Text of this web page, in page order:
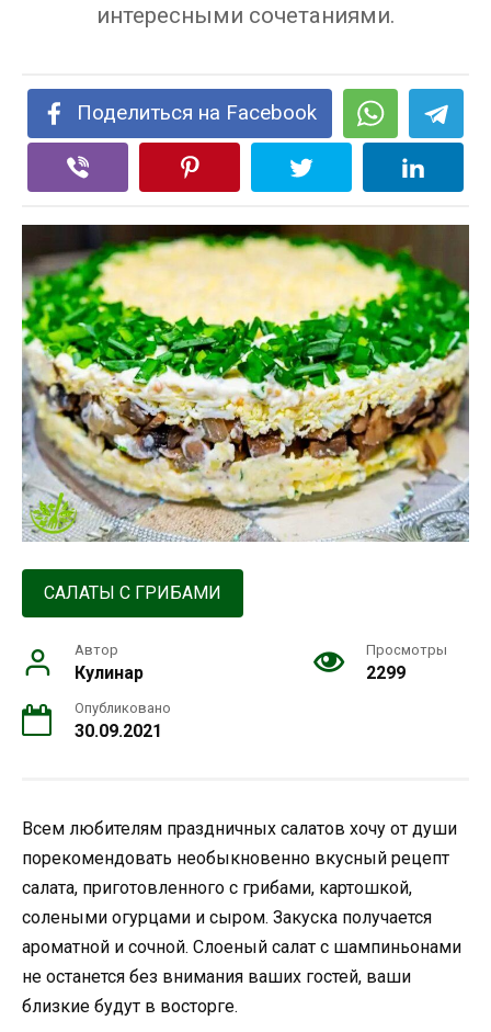
интересными сочетаниями.
Поделиться на Facebook
САЛАТЫ С ГРИБАМИ
Автор
Кулинар
Просмотры
2299
Опубликовано
30.09.2021
Всем любителям праздничных салатов хочу от души
порекомендовать необыкновенно вкусный рецепт
салата, приготовленного с грибами, картошкой,
солеными огурцами и сыром. Закуска получается
ароматной и сочной. Слоеный салат с шампиньонами
не останется без внимания ваших гостей, ваши
близкие будут в восторге.